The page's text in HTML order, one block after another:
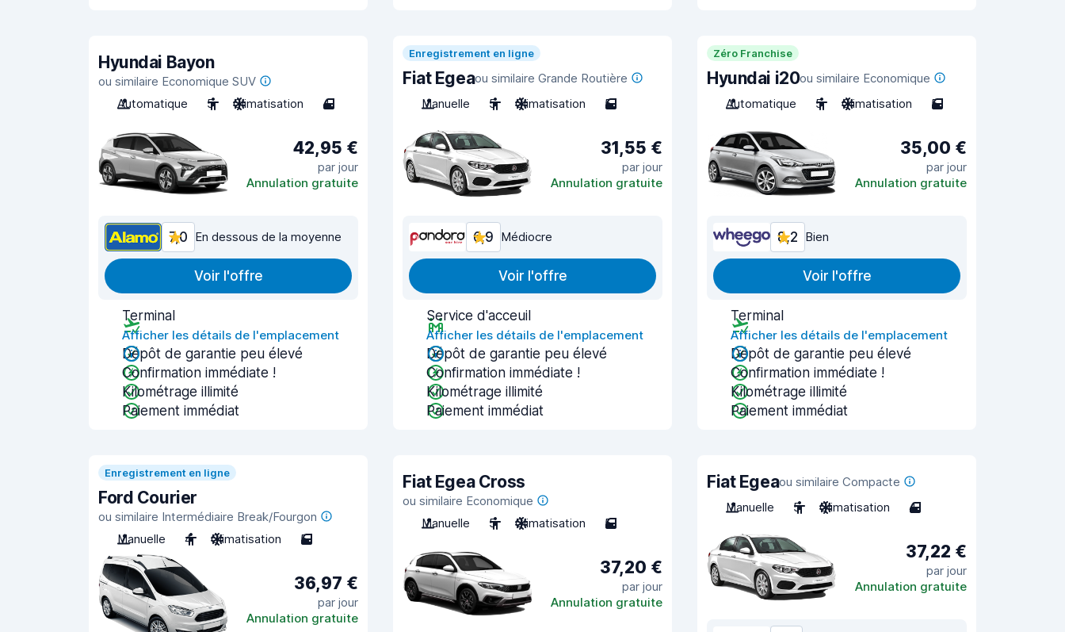
Hyundai Bayon
ou similaire Economique SUV
Automatique
5 Climatisation 4
42,95 €
par jour
Annulation gratuite
7,0 En dessous de la moyenne
Voir l'offre
Terminal
Afficher les détails de l'emplacement
Dépôt de garantie peu élevé
Confirmation immédiate !
Kilométrage illimité
Paiement immédiat
Enregistrement en ligne
Fiat Egeaou similaire Grande Routière
Manuelle
5 Climatisation 5
31,55 €
par jour
Annulation gratuite
6,9 Médiocre
Voir l'offre
Service d'acceuil
Afficher les détails de l'emplacement
Dépôt de garantie peu élevé
Confirmation immédiate !
Kilométrage illimité
Paiement immédiat
Zéro Franchise
Hyundai i20ou similaire Economique
Automatique
5 Climatisation 5
35,00 €
par jour
Annulation gratuite
8,2 Bien
Voir l'offre
Terminal
Afficher les détails de l'emplacement
Dépôt de garantie peu élevé
Confirmation immédiate !
Kilométrage illimité
Paiement immédiat
Enregistrement en ligne
Ford Courier
ou similaire Intermédiaire Break/Fourgon
Manuelle
4 Climatisation 5
36,97 €
par jour
Annulation gratuite
Fiat Egea Cross
ou similaire Economique
Manuelle
5 Climatisation 5
37,20 €
par jour
Annulation gratuite
Fiat Egeaou similaire Compacte
Manuelle
5 Climatisation 4
37,22 €
par jour
Annulation gratuite